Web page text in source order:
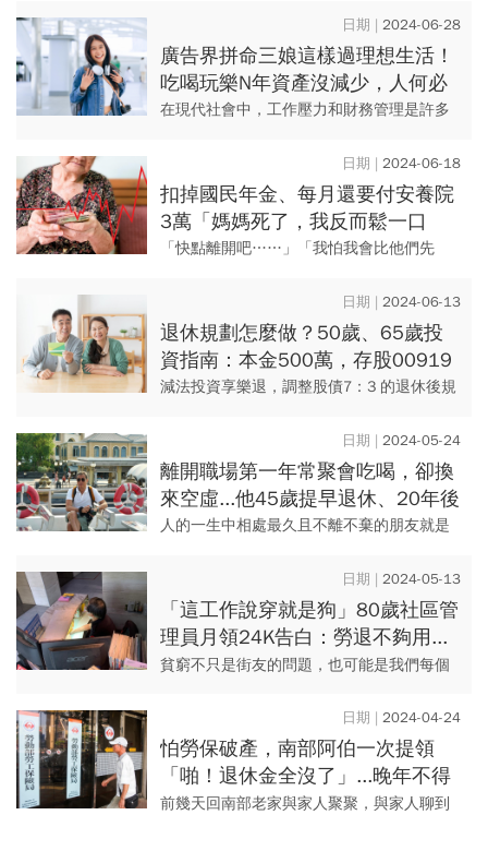
休理財做準備，需要哪些新的思惟和方向？
《今...
2024-06-28
廣告界拼命三娘這樣過理想生活！
吃喝玩樂N年資產沒減少，人何必
被工作、房子綁住？
在現代社會中，工作壓力和財務管理是許多
者遊民小姐，曾在廣告業拼命打拼，累到健
康亮起紅燈，37歲時仍負債...
2024-06-18
扣掉國民年金、每月還要付安養院
3萬「媽媽死了，我反而鬆一口
氣」！中年子女長照告白：自己退
「快點離開吧……」「我怕我會比他們先
年齡總共360歲的老人，這是修行還是懲罰遊
戲？
2024-06-13
退休規劃怎麼做？50歲、65歲投
資指南：本金500萬，存股00919
＋2檔ETF＋勞保年金，月領5萬被
減法投資享樂退，調整股債7：3 的退休後規
散，降低風險，同時享受月月配息的現金流
收入， 並逐步專...
2024-05-24
離開職場第一年常聚會吃喝，卻換
來空虛...他45歲提早退休、20年後
揭心路歷程：和自己交朋友，不怕
人的一生中相處最久且不離不棄的朋友就是
2024-05-13
「這工作說穿就是狗」80歲社區管
理員月領24K告白：勞退不夠用...
被住戶羞辱總比被生活羞辱好
貧窮不只是街友的問題，也可能是我們每個
生，反思社會福利制度的缺漏之處。2024-04-24
怕勞保破產，南部阿伯一次提領
「啪！退休金全沒了」...晚年不得
不靠打零工賺生活費的3個財務啟
前幾天回南部老家與家人聚聚，與家人聊到